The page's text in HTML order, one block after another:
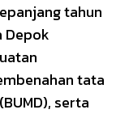
tahun
Depok
tata
serta